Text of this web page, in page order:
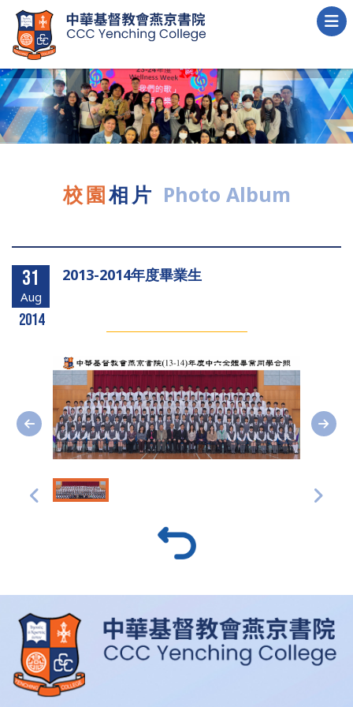
校園相片 Photo Album
31
Aug
2014
2013-2014年度畢業生